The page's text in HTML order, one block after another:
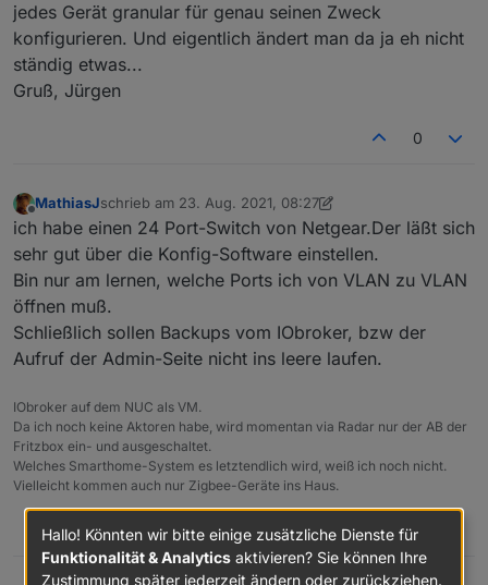
jedes Gerät granular für genau seinen Zweck
konfigurieren. Und eigentlich ändert man da ja eh nicht
ständig etwas...
Gruß, Jürgen
0
Offline
MathiasJschrieb am 23. Aug. 2021, 08:27
zuletzt editiert von MathiasJ
ich habe einen 24 Port-Switch von Netgear.Der läßt sich
sehr gut über die Konfig-Software einstellen.
Bin nur am lernen, welche Ports ich von VLAN zu VLAN
öffnen muß.
Schließlich sollen Backups vom IObroker, bzw der
Aufruf der Admin-Seite nicht ins leere laufen.
IObroker auf dem NUC als VM.
Da ich noch keine Aktoren habe, wird momentan via Radar nur der AB der
Fritzbox ein- und ausgeschaltet.
Welches Smarthome-System es letztendlich wird, weiß ich noch nicht.
Vielleicht kommen auch nur Zigbee-Geräte ins Haus.
0
Hallo! Könnten wir bitte einige zusätzliche Dienste für
Funktionalität & Analytics aktivieren? Sie können Ihre
Zustimmung später jederzeit ändern oder zurückziehen.